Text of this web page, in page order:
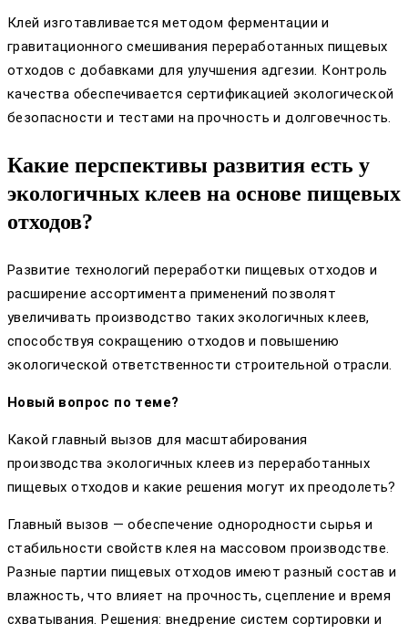
Клей изготавливается методом ферментации и
гравитационного смешивания переработанных пищевых
отходов с добавками для улучшения адгезии. Контроль
качества обеспечивается сертификацией экологической
безопасности и тестами на прочность и долговечность.
Какие перспективы развития есть у
экологичных клеев на основе пищевых
отходов?
Развитие технологий переработки пищевых отходов и
расширение ассортимента применений позволят
увеличивать производство таких экологичных клеев,
способствуя сокращению отходов и повышению
экологической ответственности строительной отрасли.
Новый вопрос по теме?
Какой главный вызов для масштабирования
производства экологичных клеев из переработанных
пищевых отходов и какие решения могут их преодолеть?
Главный вызов — обеспечение однородности сырья и
стабильности свойств клея на массовом производстве.
Разные партии пищевых отходов имеют разный состав и
влажность, что влияет на прочность, сцепление и время
схватывания. Решения: внедрение систем сортировки и